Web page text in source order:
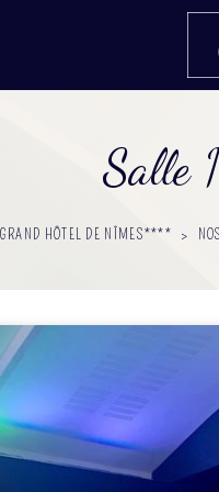
Salle
GRAND HÔTEL DE NÎMES**** >